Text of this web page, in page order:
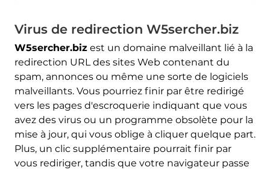
Virus de redirection W5sercher.biz
W5sercher.bizest un domaine malveillant lié à la
redirection URL des sites Web contenant du
spam, annonces ou même une sorte de logiciels
malveillants. Vous pourriez finir par être redirigé
vers les pages d'escroquerie indiquant que vous
avez des virus ou un programme obsolète pour la
mise à jour, qui vous oblige à cliquer quelque part.
Plus, un clic supplémentaire pourrait finir par
vous rediriger, tandis que votre navigateur passe